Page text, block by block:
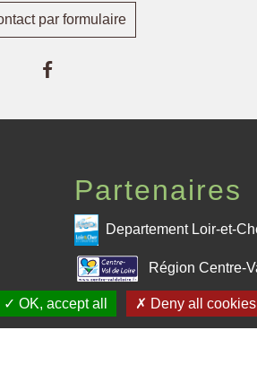
par formulaire
Partenaires
Departement Loir-et-
Région Centre-
Préfecture de Loir-
OK, accept all Deny all cookies